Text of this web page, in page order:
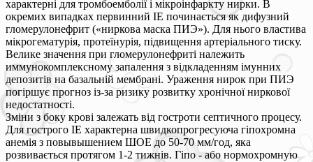
характерні для тромбоемболії і мікроінфаркту нирки. В
окремих випадках первинний ІЕ починається як дифузний
гломерулонефрит («ниркова маска ПИЭ»). Для нього властива
мікрогематурія, протеїнурія, підвищення артеріального тиску.
Велике значення при гломерулонефриті належить
иммунокомплексному запалення з відкладенням імунних
депозитів на базальній мембрані. Ураження нирок при ПИЭ
погіршує прогноз із-за ризику розвитку хронічної ниркової
недостатності.
Зміни з боку крові залежать від гостроти септичного процесу.
Для гострого ІЕ характерна швидкопрогресуюча гіпохромна
анемія з повывышением ШОЕ до 50-70 мм/год, яка
розвивається протягом 1-2 тижнів. Гіпо - або нормохромную